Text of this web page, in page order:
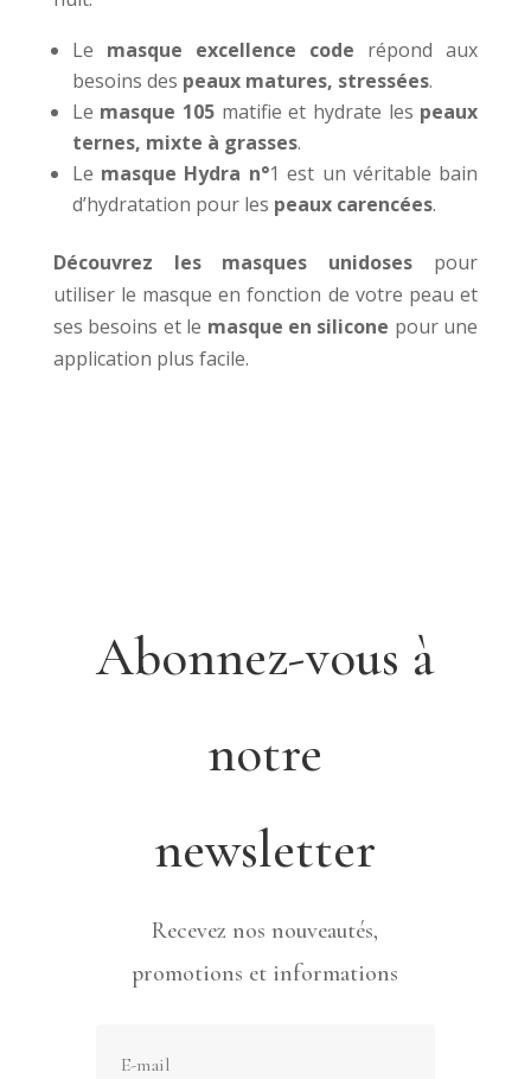
Le masque excellence code répond aux
besoins des peaux matures, stressées.
Le masque 105 matifie et hydrate les peaux
ternes, mixte à grasses.
Le masque Hydra n°1 est un véritable bain
d’hydratation pour les peaux carencées.
Découvrez les masques unidoses pour
utiliser le masque en fonction de votre peau et
ses besoins et le masque en silicone pour une
application plus facile.
Abonnez-vous à
notre
newsletter
Recevez nos nouveautés,
promotions et informations